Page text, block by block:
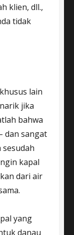
klien, dll.,
tidak
lain
jika
bahwa
dan sangat
sesudah
kapal
dari air
yang
danau